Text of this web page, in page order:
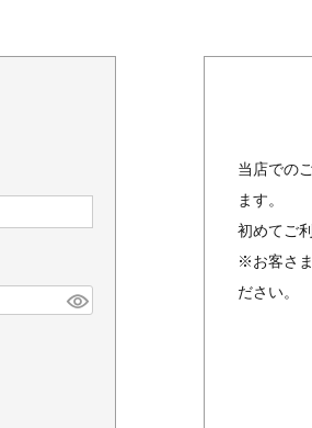
当店での
ます。
初めてご
※お客さ
ださい。